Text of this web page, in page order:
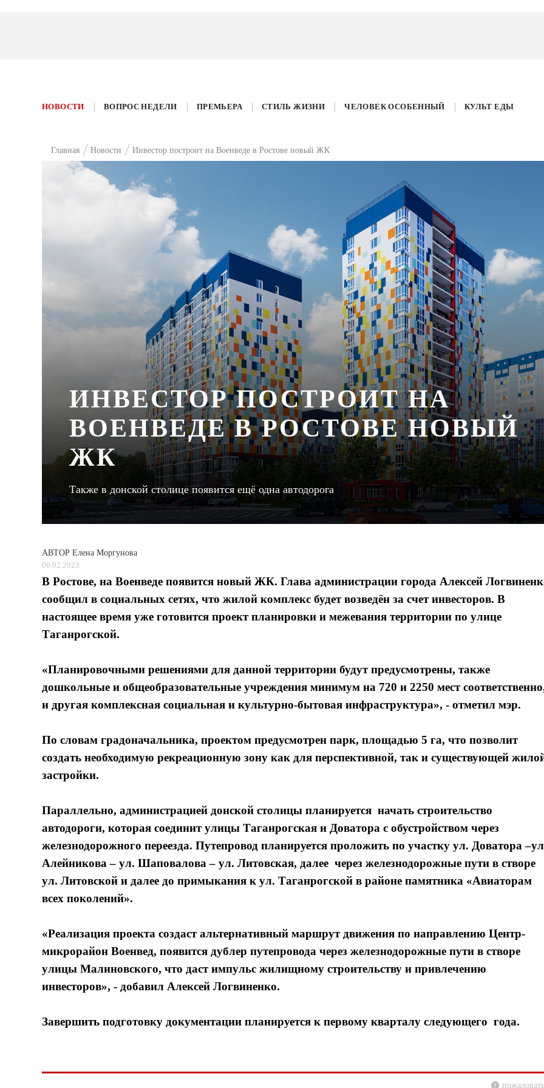
НОВОСТИ ВОПРОС НЕДЕЛИ ПРЕМЬЕРА СТИЛЬ ЖИЗНИ ЧЕЛОВЕК ОСОБЕННЫЙ КУЛЬТ ЕДЫ
Главная Новости Инвестор построит на Военведе в Ростове новый ЖК
ИНВЕСТОР ПОСТРОИТ НА
ВОЕНВЕДЕ В РОСТОВЕ НОВЫЙ
ЖК
Также в донской столице появится ещё одна автодорога
АВТОР Елена Моргунова
06.02.2023
В Ростове, на Военведе появится новый ЖК. Глава администрации города Алексей
сообщил в социальных сетях, что жилой комплекс будет возведён за счет инвесторов. В
настоящее время уже готовится проект планировки и межевания территории по улице
Таганрогской.
«Планировочными решениями для данной территории будут предусмотрены, также
дошкольные и общеобразовательные учреждения минимум на 720 и 2250 мест
и другая комплексная социальная и культурно-бытовая инфраструктура», - отметил мэр.
По словам градоначальника, проектом предусмотрен парк, площадью 5 га, что позволит
создать необходимую рекреационную зону как для перспективной, так и существующей
застройки.
Параллельно, администрацией донской столицы планируется начать строительство
автодороги, которая соединит улицы Таганрогская и Доватора с обустройством через
железнодорожного переезда. Путепровод планируется проложить по участку ул. Доватора
Алейникова – ул. Шаповалова – ул. Литовская, далее через железнодорожные пути в створе
ул. Литовской и далее до примыкания к ул. Таганрогской в районе памятника «Авиаторам
всех поколений».
«Реализация проекта создаст альтернативный маршрут движения по направлению Центр-
микрорайон Военвед, появится дублер путепровода через железнодорожные пути в створе
улицы Малиновского, что даст импульс жилищному строительству и привлечению
инвесторов», - добавил Алексей Логвиненко.
Завершить подготовку документации планируется к первому кварталу следующего года.